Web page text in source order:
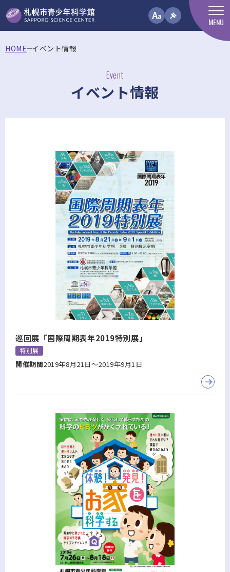
MENU
HOME イベント情報
Event
イベント情報
巡回展「国際周期表年2019特別展」
特別展
開催期間2019年8月21日～2019年9月1日